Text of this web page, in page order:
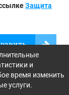
Защита
и
время изменить
услуги.